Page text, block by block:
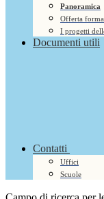
Panoramica
Offerta
I progetti
Documenti utili
Contatti
Uffici
Scuole